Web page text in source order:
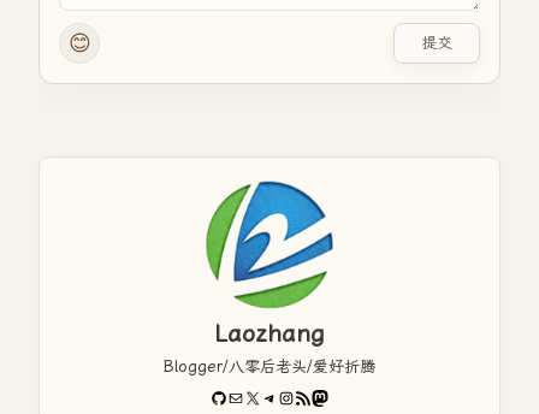
😊 提交
Laozhang
Blogger/八零后老头/爱好折腾
GitHub
电子邮件X Telegram
Instagram
RSS FeedMastodon